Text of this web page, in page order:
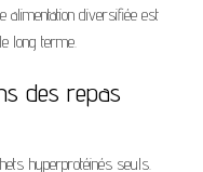
alimentation diversifiée est
long terme.
des repas
hyperprotéinés seuls.